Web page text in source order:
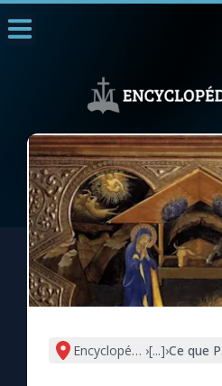
1000 Raisons de Croire
L'actualité de la semaine
La chaîne Youtube
La newsletter
Encyclopédie mariale
›[...]›Ce que